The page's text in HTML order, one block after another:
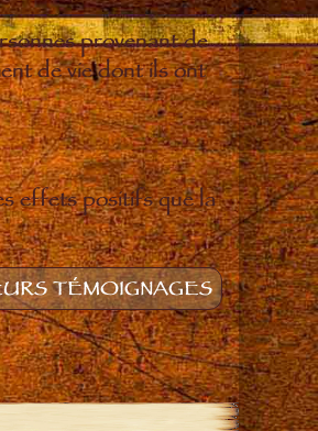
provenant de
de vie dont ils ont
effets positifs que la
TÉMOIGNAGES